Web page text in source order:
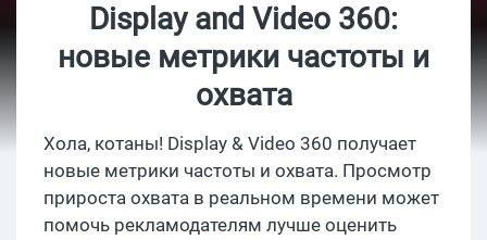
Display and Video 360:
новые метрики частоты и
охвата
Хола, котаны! Display & Video 360 получает
новые метрики частоты и охвата. Просмотр
прироста охвата в реальном времени может
помочь рекламодателям лучше оценить